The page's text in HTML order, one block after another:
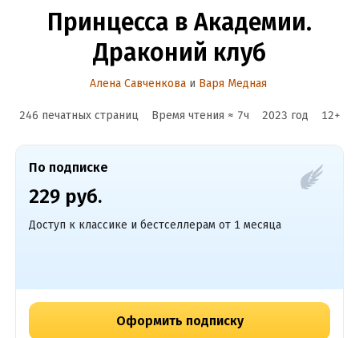
Принцесса в Академии.
Драконий клуб
Алена Савченкова и Варя Медная
246 печатных страниц Время чтения ≈ 7ч 2023 год 12+
По подписке
229 руб.
Доступ к классике и бестселлерам от 1 месяца
Оформить подписку